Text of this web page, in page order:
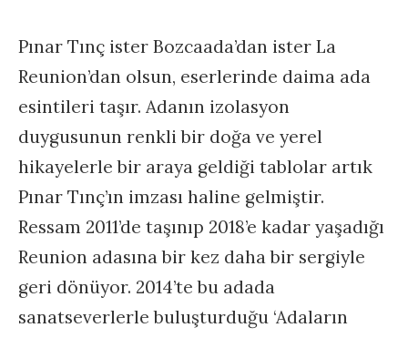
Pınar Tınç ister Bozcaada’dan ister La
Reunion’dan olsun, eserlerinde daima ada
esintileri taşır. Adanın izolasyon
duygusunun renkli bir doğa ve yerel
hikayelerle bir araya geldiği tablolar artık
Pınar Tınç’ın imzası haline gelmiştir.
Ressam 2011’de taşınıp 2018’e kadar yaşadığı
Reunion adasına bir kez daha bir sergiyle
geri dönüyor. 2014’te bu adada
sanatseverlerle buluşturduğu ‘Adaların